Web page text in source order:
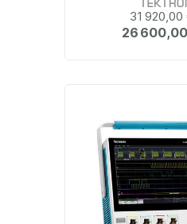
31 920,00
26